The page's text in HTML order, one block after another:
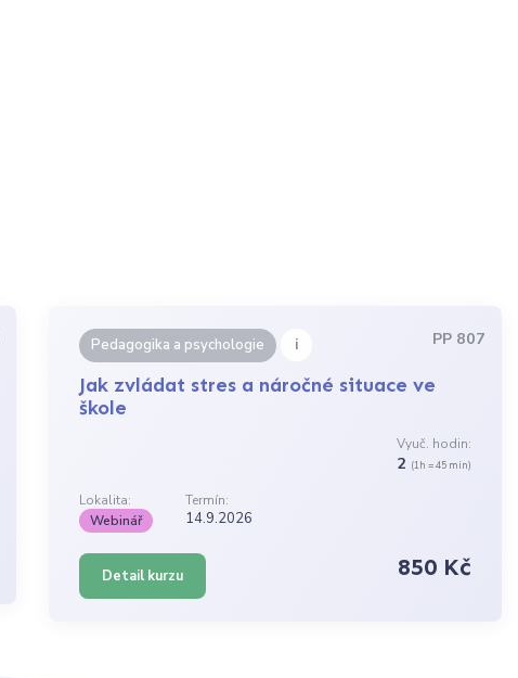
Pedagogika a psychologie i PP 807
Jak zvládat stres a náročné situace ve
škole
Vyuč. hodin:
2 (1h = 45 min)
Lokalita:
Termín:
Webinář
14.9.2026
Detail kurzu 850 Kč